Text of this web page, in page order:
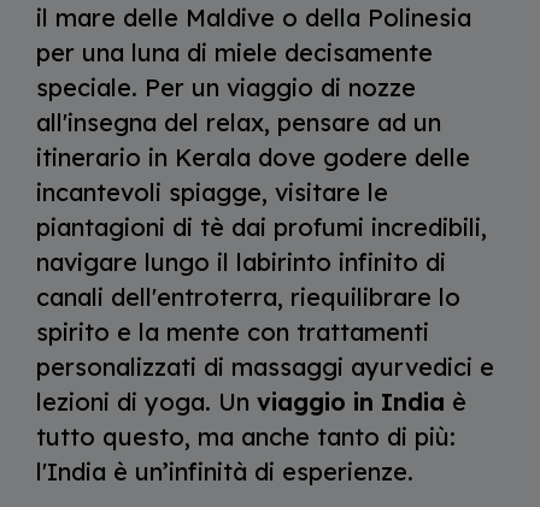
il mare delle Maldive o della Polinesia
per una luna di miele decisamente
speciale. Per un viaggio di nozze
all'insegna del relax, pensare ad un
itinerario in Kerala dove godere delle
incantevoli spiagge, visitare le
piantagioni di tè dai profumi incredibili,
navigare lungo il labirinto infinito di
canali dell'entroterra, riequilibrare lo
spirito e la mente con trattamenti
personalizzati di massaggi ayurvedici e
lezioni di yoga. Un viaggio in India è
tutto questo, ma anche tanto di più:
l'India è un’infinità di esperienze.